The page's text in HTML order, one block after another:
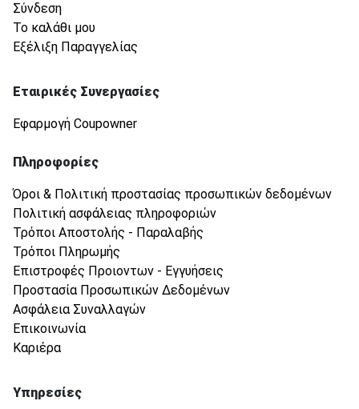
Σύνδεση
Το καλάθι μου
Εξέλιξη Παραγγελίας
Εταιρικές Συνεργασίες
Εφαρμογή Coupowner
Πληροφορίες
Όροι & Πολιτική προστασίας προσωπικών δεδομένων
Πολιτική ασφάλειας πληροφοριών
Τρόποι Αποστολής - Παραλαβής
Τρόποι Πληρωμής
Επιστροφές Προιοντων - Εγγυήσεις
Προστασία Προσωπικών Δεδομένων
Ασφάλεια Συναλλαγών
Επικοινωνία
Καριέρα
Υπηρεσίες